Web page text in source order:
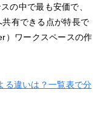
の中で最も安価で、
有できる点が特長で
）ワークスペースの作
る違いは？一覧表で分